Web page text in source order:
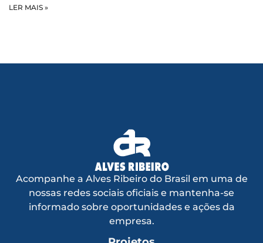
LER MAIS »
Acompanhe a Alves Ribeiro do Brasil em uma de
nossas redes sociais oficiais e mantenha-se
informado sobre oportunidades e ações da
empresa.